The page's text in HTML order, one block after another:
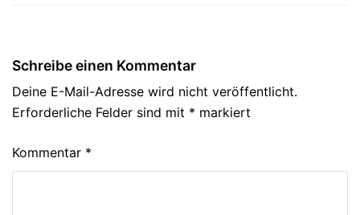
Schreibe einen Kommentar
Deine E-Mail-Adresse wird nicht veröffentlicht.
Erforderliche Felder sind mit * markiert
Kommentar *